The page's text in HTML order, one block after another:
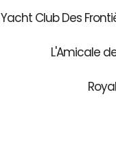
Yacht Club
L'Amicale